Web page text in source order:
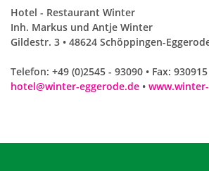
Hotel - Restaurant Winter
Inh. Markus und Antje Winter
Gildestr. 3 • 48624 Schöppingen-
Telefon: +49 (0)2545 - 93090 • Fax: 930915
hotel@winter-eggerode.de • www.winter-